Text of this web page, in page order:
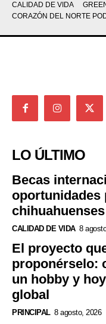
CALIDAD DE VIDA
CORAZÓN DEL NORTE
LO ÚLTIMO
Becas
oportunidades
chihuahuenses
CALIDAD DE VIDA 8
El proyecto
proponérselo:
un hobby y
global
PRINCIPAL 8 agosto, 2026